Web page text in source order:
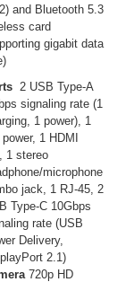
and Bluetooth 5.3
card
gigabit data
2 USB Type-A
signaling rate (1
1 power), 1
1 HDMI
1 stereo
microphone
jack, 1 RJ-45, 2
Type-C 10Gbps
rate (USB
Delivery,
2.1)
720p HD